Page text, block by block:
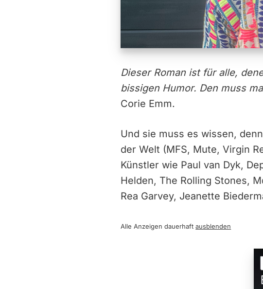
Dieser Roman ist für alle,
bissigen Humor. Den muss
Corie Emm.
Und sie muss es wissen,
der Welt (MFS, Mute, Virgin
Künstler wie Paul van Dyk,
Helden, The Rolling Stones,
Rea Garvey, Jeanette
Alle Anzeigen dauerhaftausblenden